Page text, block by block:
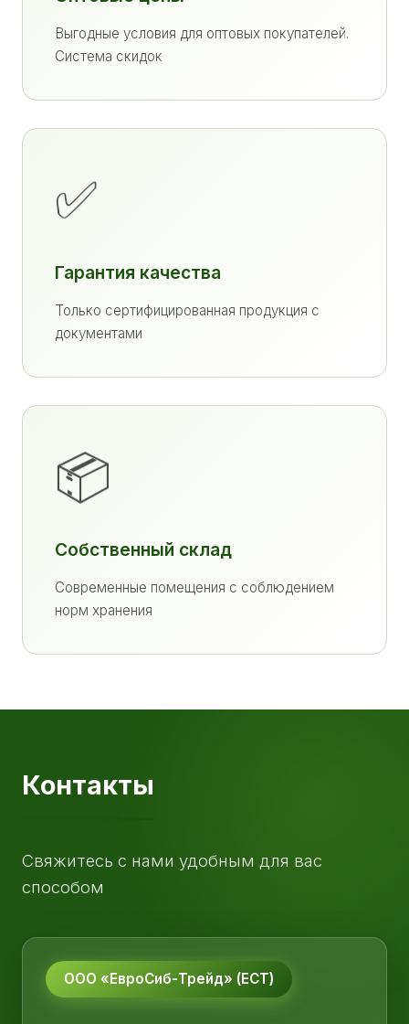
Выгодные условия для оптовых покупателей.
Система скидок
✅
Гарантия качества
Только сертифицированная продукция с
документами
📦
Собственный склад
Современные помещения с соблюдением
норм хранения
Контакты
Свяжитесь с нами удобным для вас
способом
ООО «ЕвроСиб-Трейд» (ЕСТ)